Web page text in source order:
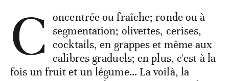
C oncentrée ou fraîche; ronde ou à
segmentation; olivettes, cerises,
cocktails, en grappes et même aux
calibres graduels; en plus, c'est à la
fois un fruit et un légume… La voilà, la